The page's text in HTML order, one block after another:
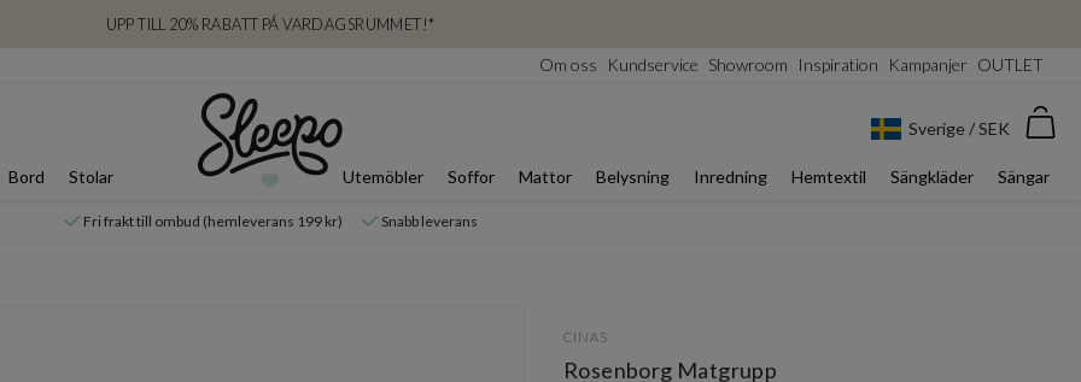
UPP TILL 20% RABATT PÅ VARDAGSRUMMET!*
Om oss Kundservice Showroom Inspiration Kampanjer OUTLET
Sverige / SEK
Bord Stolar Utemöbler Soffor Mattor Belysning Inredning Hemtextil Sängkläder Sängar
Fri frakt till ombud (hemleverans 199 kr) Snabb leverans
CINAS
Rosenborg Matgrupp